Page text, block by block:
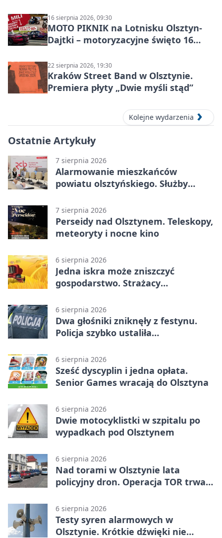
16 sierpnia 2026, 09:30
MOTO PIKNIK na Lotnisku Olsztyn-
Dajtki – motoryzacyjne święto 16
22 sierpnia 2026, 19:30
Kraków Street Band w Olsztynie.
Premiera płyty „Dwie myśli stąd”
Kolejne wydarzenia
Ostatnie Artykuły
7 sierpnia 2026
Alarmowanie mieszkańców
powiatu olsztyńskiego. Służby
7 sierpnia 2026
Perseidy nad Olsztynem. Teleskopy,
meteoryty i nocne kino
6 sierpnia 2026
Jedna iskra może zniszczyć
gospodarstwo. Strażacy
6 sierpnia 2026
Dwa głośniki zniknęły z festynu.
Policja szybko ustaliła
6 sierpnia 2026
Sześć dyscyplin i jedna opłata.
Senior Games wracają do Olsztyna
6 sierpnia 2026
Dwie motocyklistki w szpitalu po
wypadkach pod Olsztynem
6 sierpnia 2026
Nad torami w Olsztynie lata
policyjny dron. Operacja TOR trwa
6 sierpnia 2026
Testy syren alarmowych w
Olsztynie. Krótkie dźwięki nie